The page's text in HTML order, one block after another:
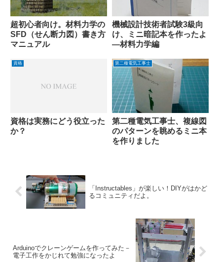
超初心者向け。材料力学の
SFD（せん断力図）書き方
マニュアル
機械設計技術者試験3級向
け、ミニ暗記本を作ったよ
―材料力学編
資格
資格は実務にどう役立った
か？
第二種電気工事士
第二種電気工事士、複線図
のパターンを眺めるミニ本
を作りました
「Instructables」が楽しい！DIYがはかど
るコミュニティだよ。
Arduinoでクレーンゲームを作ってみた－
電子工作をかじれて勉強になったよ